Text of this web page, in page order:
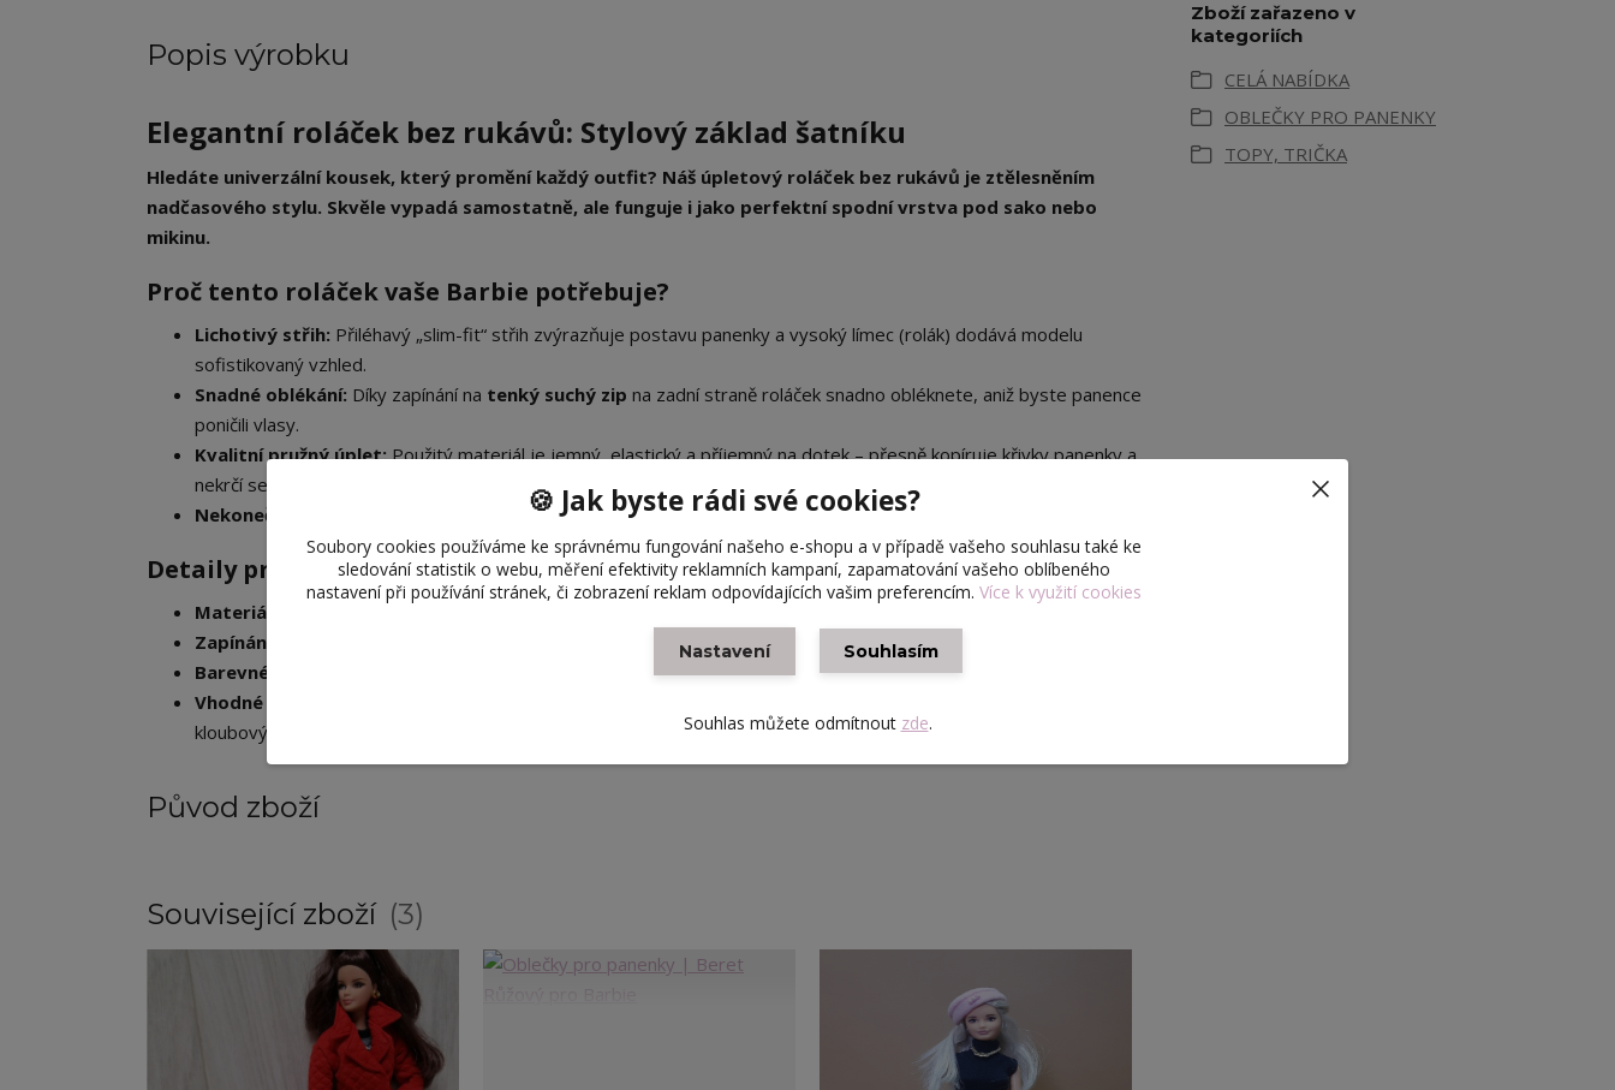
Popis výrobku
Elegantní roláček bez rukávů: Stylový základ šatníku
Hledáte univerzální kousek, který promění každý outfit? Náš úpletový roláček bez rukávů je ztělesněním
nadčasového stylu. Skvěle vypadá samostatně, ale funguje i jako perfektní spodní vrstva pod sako nebo
mikinu.
​Proč tento roláček vaše Barbie potřebuje?
Lichotivý střih: Přiléhavý „slim-fit“ střih zvýrazňuje postavu panenky a vysoký límec (rolák) dodává modelu
sofistikovaný vzhled.
Snadné oblékání: Díky zapínání na tenký suchý zip na zadní straně roláček snadno obléknete, aniž byste panence
poničili vlasy.
Kvalitní pružný úplet:Použitý materiál je jemný, elastický a příjemný na dotek – přesně kopíruje křivky panenky a
nekrčí se.
Nekonečné možnosti:
Skvěle ladí s elegantními kalhotami (jako na fotografii), minisukněmi i džínami.
​Detaily produktu:
Materiál:
Zapínání:
Barevné varianty:
– od klasické černé a bílé až po zářivé trendy odstíny.
Vhodné pro:
kloubovým tělem.
Původ zboží
Zboží zařazeno v
kategoriích
CELÁ NABÍDKA
OBLEČKY PRO PANENKY
TOPY, TRIČKA
Související zboží 3
🍪 Jak byste rádi své cookies?
Soubory cookies používáme ke správnému fungování našeho e-shopu a v případě vašeho souhlasu také ke
sledování statistik o webu, měření efektivity reklamních kampaní, zapamatování vašeho oblíbeného
nastavení při používání stránek, či zobrazení reklam odpovídajících vašim preferencím. Více k využití cookies
Nastavení Souhlasím
Souhlas můžete odmítnout zde.